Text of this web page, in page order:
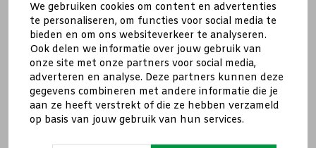
We gebruiken cookies om content en advertenties
te personaliseren, om functies voor social media te
bieden en om ons websiteverkeer te analyseren.
Ook delen we informatie over jouw gebruik van
onze site met onze partners voor social media,
adverteren en analyse. Deze partners kunnen deze
gegevens combineren met andere informatie die je
aan ze heeft verstrekt of die ze hebben verzameld
op basis van jouw gebruik van hun services.